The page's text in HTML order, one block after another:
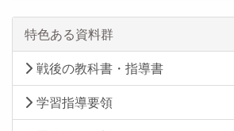
特色ある資料群
戦後の教科書・指導書
学習指導要領